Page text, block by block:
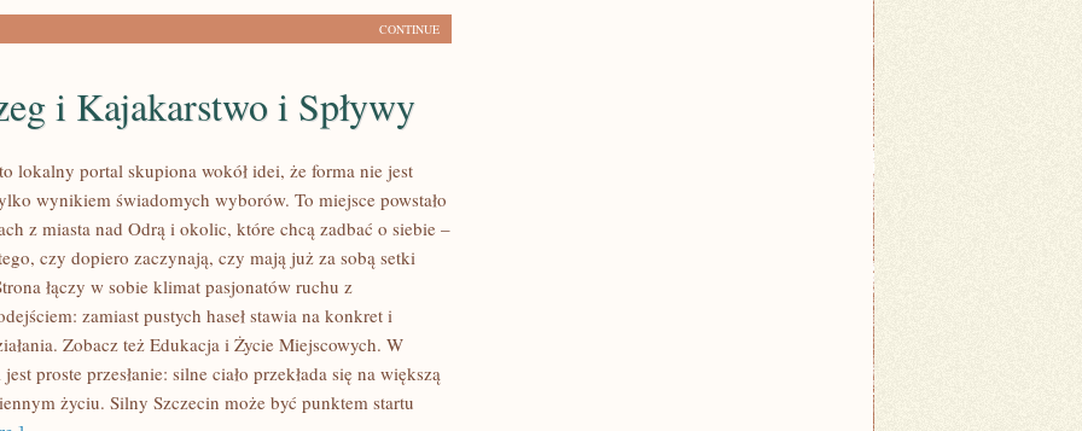
CONTINUE
i Kajakarstwo i Spływy
lokalny portal skupiona wokół idei, że forma nie jest
wynikiem świadomych wyborów. To miejsce powstało
z miasta nad Odrą i okolic, które chcą zadbać o siebie –
czy dopiero zaczynają, czy mają już za sobą setki
łączy w sobie klimat pasjonatów ruchu z
zamiast pustych haseł stawia na konkret i
Zobacz też Edukacja i Życie Miejscowych. W
proste przesłanie: silne ciało przekłada się na większą
życiu. Silny Szczecin może być punktem startu